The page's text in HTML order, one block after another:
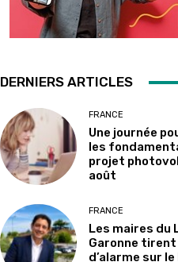
DERNIERS ARTICLES
FRANCE
Une journée
les
projet
août
FRANCE
Les maires du
Garonne
d’alarme sur